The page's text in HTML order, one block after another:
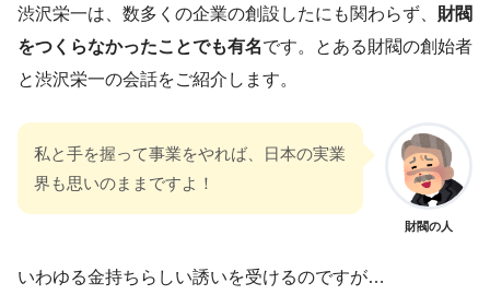
渋沢栄一は、数多くの企業の創設したにも関わらず、 財閥
をつくらなかったことでも有名です。とある財閥の創始者
と渋沢栄一の会話をご紹介します。
私と手を握って事業をやれば、日本の実業
界も思いのままですよ！
財閥の人
いわゆる金持ちらしい誘いを受けるのですが…